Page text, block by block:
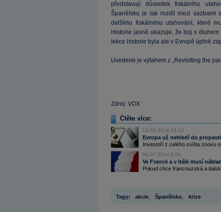
představují důsledek fiskálního
Španělsku je tak rozdíl mezi sazbami
dalšímu fiskálnímu utahování, které
Historie jasně ukazuje, že boj s
lekce historie byla ale v Evropě úplně
Uvedené je výtahem z „Revisiting the
Zdroj: VOX
Čtěte více:
19.06.2014 18:10
Evropa už nehledí do
Investoři z celého světa znovu
06.07.2014 8:00
Ve Francii a v Itálii musí
Pokud chce francouzská a
Tagy: akcie Španělsko krize